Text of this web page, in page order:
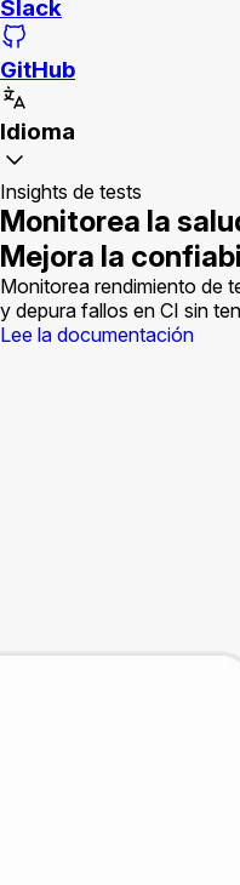
Slack
GitHub
Idioma
Insights de tests
Monitorea la
Mejora la
Monitorea rendimiento de
y depura fallos en CI sin
Lee la documentación